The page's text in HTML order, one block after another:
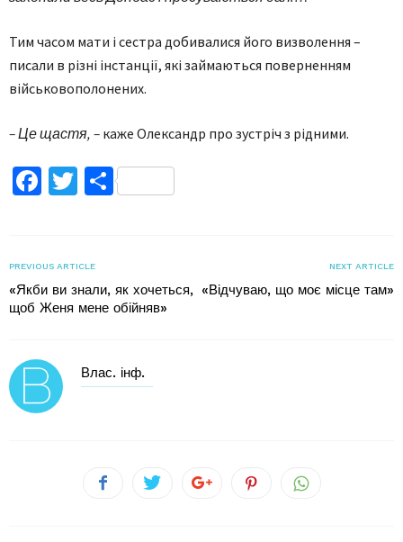
Тим часом мати і сестра добивалися його визволення –
писали в різні інстанції, які займаються поверненням
військовополонених.
– Це щастя, – каже Олександр про зустріч з рідними.
Facebook
TwitterПоділитися
PREVIOUS ARTICLE
«Якби ви знали, як хочеться,
щоб Женя мене обійняв»
NEXT ARTICLE
«Відчуваю, що моє місце там»
Влас. інф.